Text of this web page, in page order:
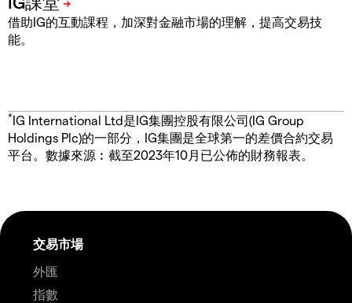
借助IG的互動課程，加深對金融市場的理解，提高交易技
能。
*IG International Ltd是IG集團控股有限公司(IG Group
Holdings Plc)的一部分，IG集團是全球第一的差價合約交易
平台。數據來源︰截至2023年10月已公佈的財務報表。
交易市場
外匯
指數